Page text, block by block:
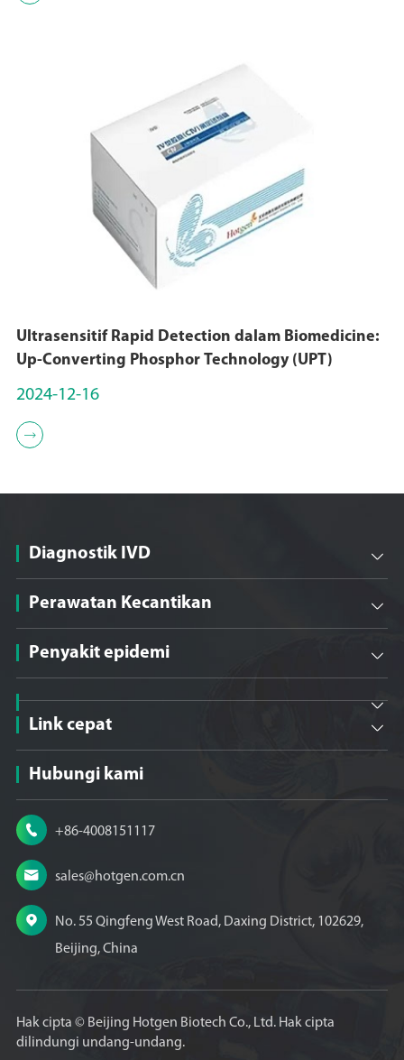
Ultrasensitif Rapid Detection dalam Biomedicine:
Up-Converting Phosphor Technology (UPT)
2024-12-16

Diagnostik IVD 
Perawatan Kecantikan 
Penyakit epidemi 

Link cepat 
Hubungi kami
 +86-4008151117
 sales@hotgen.com.cn

No. 55 Qingfeng West Road, Daxing District, 102629,
Beijing, China
Hak cipta © Beijing Hotgen Biotech Co., Ltd. Hak cipta
dilindungi undang-undang.